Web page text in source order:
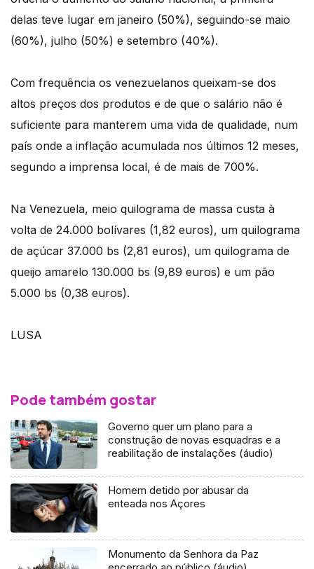
delas teve lugar em janeiro (50%), seguindo-se maio
(60%), julho (50%) e setembro (40%).
Com frequência os venezuelanos queixam-se dos
altos preços dos produtos e de que o salário não é
suficiente para manterem uma vida de qualidade, num
país onde a inflação acumulada nos últimos 12 meses,
segundo a imprensa local, é de mais de 700%.
Na Venezuela, meio quilograma de massa custa à
volta de 24.000 bolívares (1,82 euros), um quilograma
de açúcar 37.000 bs (2,81 euros), um quilograma de
queijo amarelo 130.000 bs (9,89 euros) e um pão
5.000 bs (0,38 euros).
LUSA
Pode também gostar
Governo quer um plano para a
construção de novas esquadras e a
reabilitação de instalações (áudio)
Homem detido por abusar da
enteada nos Açores
Monumento da Senhora da Paz